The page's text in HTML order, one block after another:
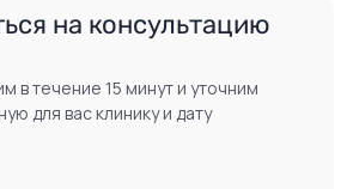
на консультацию
в течение 15 минут и уточним
для вас клинику и дату